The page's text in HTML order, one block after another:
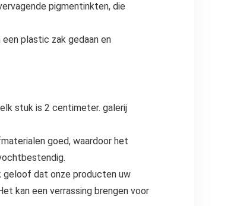
pigmentinkten, die
plastic zak gedaan en
stuk is 2 centimeter. galerij
goed, waardoor het
geloof dat onze producten uw
kan een verrassing brengen voor